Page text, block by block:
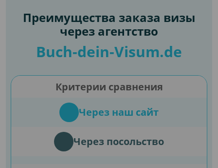
Преимущества заказа визы
через агентство
Buch-dein-Visum.de
Критерии сравнения
Через наш сайт
Через посольство